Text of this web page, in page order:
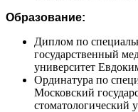
Образование:
Диплом по
государственный
университет
Ординатура по
Московский
стоматологический